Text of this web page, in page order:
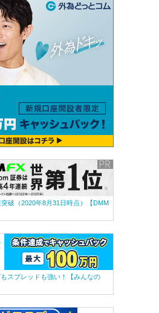
破（2020年8月31日時点）【DMM
スプレッドも強い！【みんなの